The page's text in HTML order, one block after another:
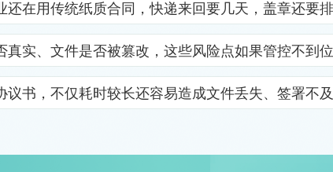
在用传统纸质合同，快递来回要几天，盖章还
、文件是否被篡改，这些风险点如果管控不
，不仅耗时较长还容易造成文件丢失、签署